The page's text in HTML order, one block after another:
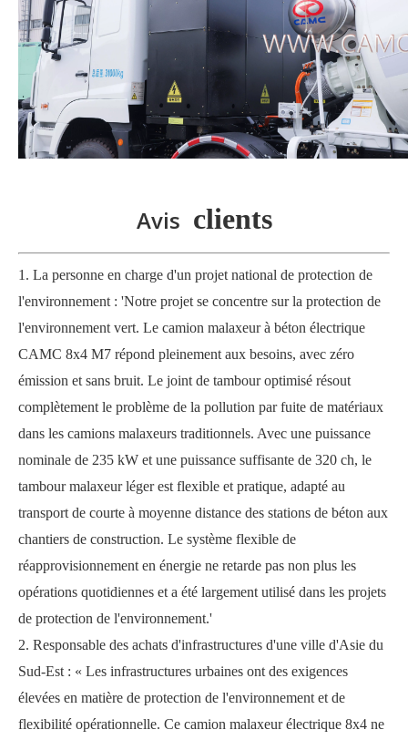
Avis clients
1. La personne en charge d'un projet national de protection de
l'environnement : 'Notre projet se concentre sur la protection de
l'environnement vert. Le camion malaxeur à béton électrique
CAMC 8x4 M7 répond pleinement aux besoins, avec zéro
émission et sans bruit. Le joint de tambour optimisé résout
complètement le problème de la pollution par fuite de matériaux
dans les camions malaxeurs traditionnels. Avec une puissance
nominale de 235 kW et une puissance suffisante de 320 ch, le
tambour malaxeur léger est flexible et pratique, adapté au
transport de courte à moyenne distance des stations de béton aux
chantiers de construction. Le système flexible de
réapprovisionnement en énergie ne retarde pas non plus les
opérations quotidiennes et a été largement utilisé dans les projets
de protection de l'environnement.'
2. Responsable des achats d'infrastructures d'une ville d'Asie du
Sud-Est : « Les infrastructures urbaines ont des exigences
élevées en matière de protection de l'environnement et de
flexibilité opérationnelle. Ce camion malaxeur électrique 8x4 ne